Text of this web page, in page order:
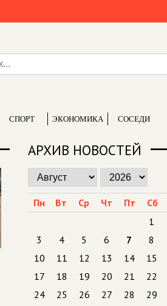
СПОРТ ЭКОНОМИКА СОСЕДИ
АРХИВ НОВОСТЕЙ
Пн Вт Ср Чт Пт Сб
1
3
4 5 6 7 8
10
11 12 13 14 15
17
18 19 20 21 22
24
25 26 27 28 29